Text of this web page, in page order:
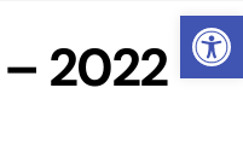
Abrir
2022